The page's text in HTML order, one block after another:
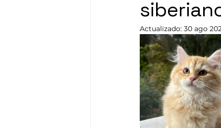
Actualizado: 30 ago